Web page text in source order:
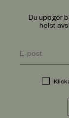
Du uppger
helst